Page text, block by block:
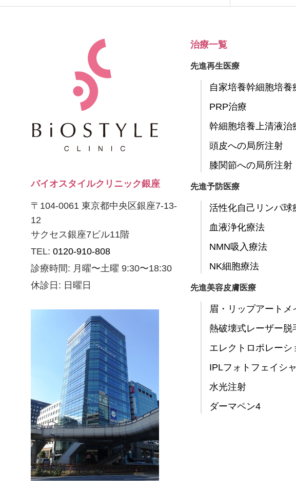
バイオスタイルクリニック銀座
〒104-0061 東京都中央区銀座7-13-
12
サクセス銀座7ビル11階
TEL: 0120-910-808
診療時間: 月曜〜土曜 9:30〜18:30
休診日: 日曜日
治療一覧
先進再生医療
自家培養幹細胞培養
PRP治療
幹細胞培養上清液治
頭皮への局所注射
膝関節への局所注射
先進予防医療
活性化自己リンパ球
血液浄化療法
NMN吸入療法
NK細胞療法
先進美容皮膚医療
眉・リップアートメ
熱破壊式レーザー脱
エレクトロポレーシ
IPLフォトフェイシ
水光注射
ダーマペン4